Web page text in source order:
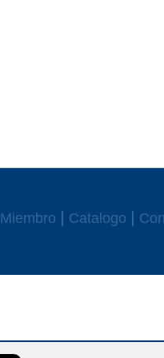
Miembro Catalogo